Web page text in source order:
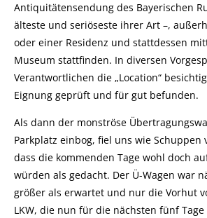
Antiquitätensendung des Bayerischen
älteste und seriöseste ihrer Art –,
oder einer Residenz und stattdessen
Museum stattfinden. In diversen
Verantwortlichen die „Location“
Eignung geprüft und für gut befunden.
Als dann der monströse
Parkplatz einbog, fiel uns wie Schuppen
dass die kommenden Tage wohl doch
würden als gedacht. Der Ü-Wagen war
größer als erwartet und nur die Vorhut
LKW, die nun für die nächsten fünf